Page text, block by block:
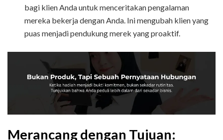
bagi klien Anda untuk menceritakan pengalaman
mereka bekerja dengan Anda. Ini mengubah klien yang
puas menjadi pendukung merek yang proaktif.
Merancang dengan Tujuan: